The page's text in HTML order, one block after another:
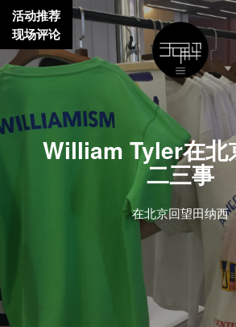
William Tyler在北
二三事
在北京回望田纳西
活动推荐
现场评论